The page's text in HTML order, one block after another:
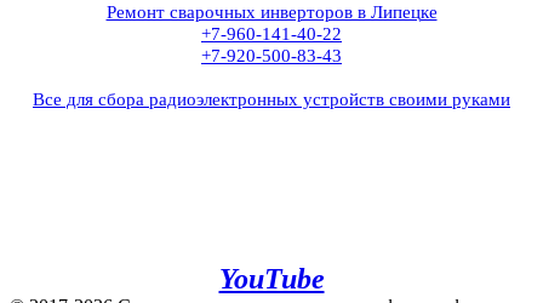
Ремонт сварочных инверторов в Липецке
+7-960-141-40-22
+7-920-500-83-43
Все для сбора радиоэлектронных устройств своими руками
YouTube